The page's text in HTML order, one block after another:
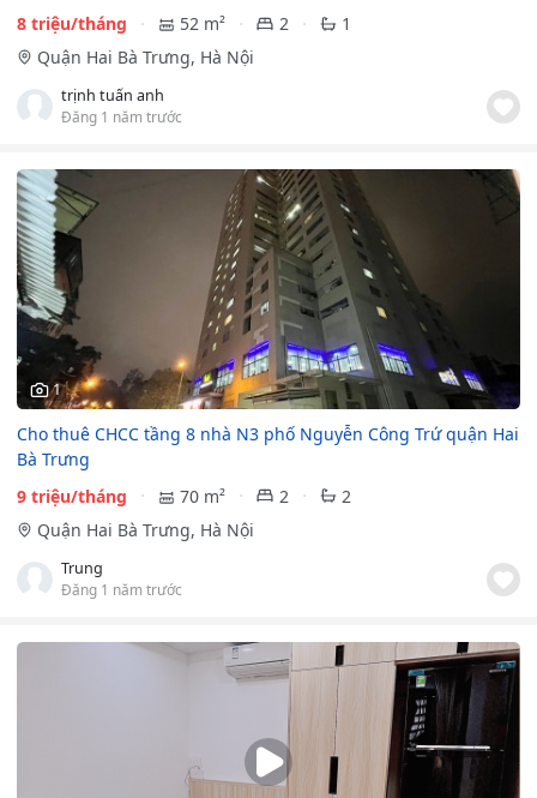
8 triệu/tháng
52 m² 2
1
Quận Hai Bà Trưng, Hà Nội
trịnh tuấn anh
Đăng 1 năm trước
1
Cho thuê CHCC tầng 8 nhà N3 phố Nguyễn Công Trứ quận Hai
Bà Trưng
9 triệu/tháng
70 m² 2
2
Quận Hai Bà Trưng, Hà Nội
Trung
Đăng 1 năm trước